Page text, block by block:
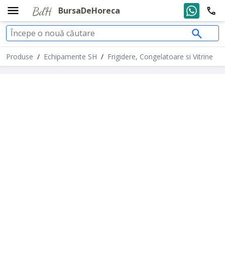
BursaDeHoreca
Produse / Echipamente SH / Frigidere, Congelatoare si Vitrine